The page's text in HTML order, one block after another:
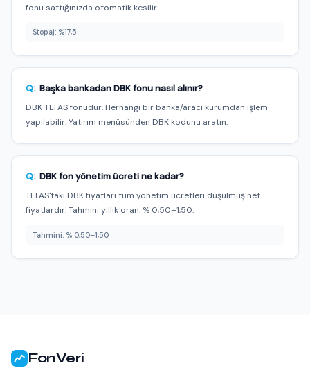
fonu sattığınızda otomatik kesilir.
Stopaj: %17,5
Q: Başka bankadan DBK fonu nasıl alınır?
DBK TEFAS fonudur. Herhangi bir banka/aracı kurumdan işlem
yapılabilir. Yatırım menüsünden DBK kodunu aratın.
Q: DBK fon yönetim ücreti ne kadar?
TEFAS'taki DBK fiyatları tüm yönetim ücretleri düşülmüş net
fiyatlardır. Tahmini yıllık oran: % 0,50–1,50.
Tahmini: % 0,50–1,50
FonVeri